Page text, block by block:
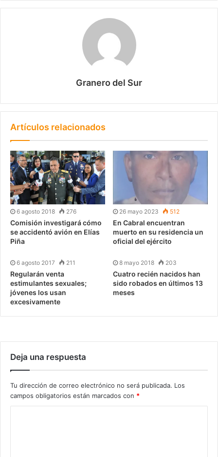
Granero del Sur
Artículos relacionados
6 agosto 2018 276
Comisión investigará cómo
se accidentó avión en Elías
Piña
26 mayo 2023 512
En Cabral encuentran
muerto en su residencia un
oficial del ejército
6 agosto 2017 211
Regularán venta
estimulantes sexuales;
jóvenes los usan
excesivamente
8 mayo 2018 203
Cuatro recién nacidos han
sido robados en últimos 13
meses
Deja una respuesta
Tu dirección de correo electrónico no será publicada. Los
campos obligatorios están marcados con *